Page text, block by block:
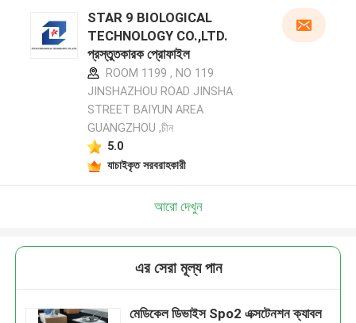
STAR 9 BIOLOGICAL
TECHNOLOGY CO.,LTD.
প্রস্তুতকারক প্রোফাইল
ROOM 1199 , NO 119
JINSHAZHOU ROAD JINSHA
STREET BAIYUN AREA
GUANGZHOU ,চীন
5.0
যাচাইকৃত সরবরাহকারী
আরো দেখুন
এর সেরা মূল্য পান
মেডিকেল ডিভাইস Spo2 এক্সটেনশন ক্যাবল